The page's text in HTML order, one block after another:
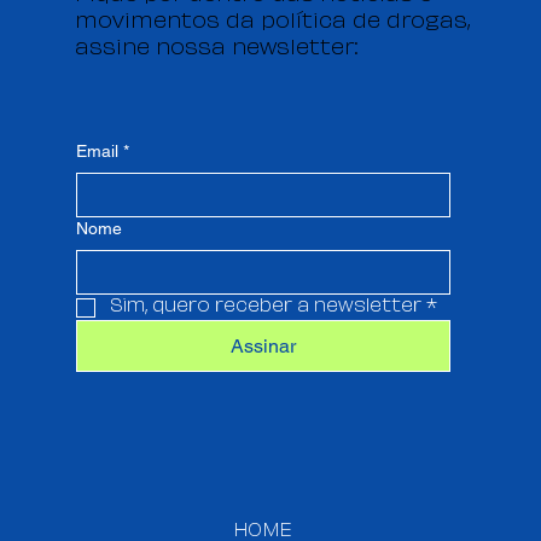
movimentos da política de drogas,
assine nossa newsletter:
Email *
Nome
Sim, quero receber a newsletter *
Assinar
HOME